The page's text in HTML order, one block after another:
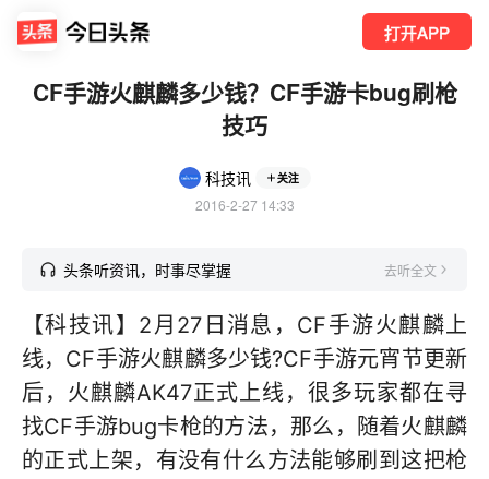
打开APP
CF手游火麒麟多少钱？CF手游卡bug刷枪
技巧
科技讯 关注
2016-2-27 14:33
头条听资讯，时事尽掌握 去听全文
【科技讯】2月27日消息，CF手游火麒麟上
线，CF手游火麒麟多少钱?CF手游元宵节更新
后，火麒麟AK47正式上线，很多玩家都在寻
找CF手游bug卡枪的方法，那么，随着火麒麟
的正式上架，有没有什么方法能够刷到这把枪